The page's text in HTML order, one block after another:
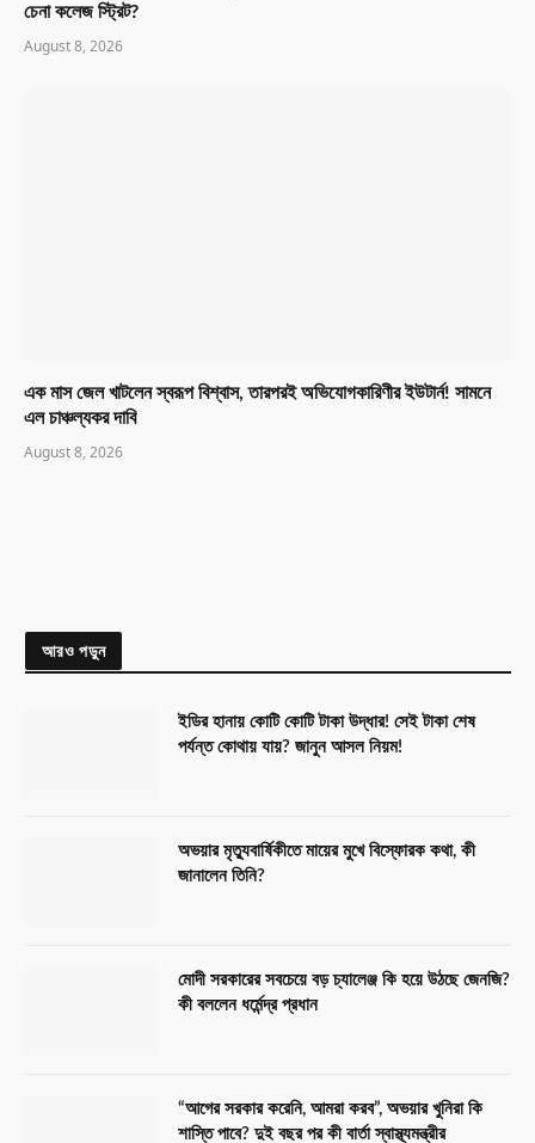
চেনা কলেজ স্ট্রিট?
August 8, 2026
এক মাস জেল খাটলেন স্বরূপ বিশ্বাস, তারপরই অভিযোগকারিণীর ইউটার্ন! সামনে
এল চাঞ্চল্যকর দাবি
August 8, 2026
আরও পড়ুন
ইডির হানায় কোটি কোটি টাকা উদ্ধার! সেই টাকা শেষ
পর্যন্ত কোথায় যায়? জানুন আসল নিয়ম!
অভয়ার মৃত্যুবার্ষিকীতে মায়ের মুখে বিস্ফোরক কথা, কী
জানালেন তিনি?
মোদী সরকারের সবচেয়ে বড় চ্যালেঞ্জ কি হয়ে উঠছে জেনজি?
কী বললেন ধর্মেন্দ্র প্রধান
“আগের সরকার করেনি, আমরা করব”, অভয়ার খুনিরা কি
শাস্তি পাবে? দুই বছর পর কী বার্তা স্বাস্থ্যমন্ত্রীর